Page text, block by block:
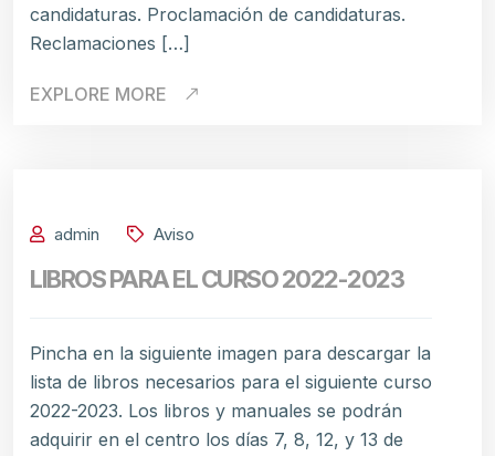
candidaturas. Proclamación de candidaturas.
Reclamaciones […]
EXPLORE MORE
admin Aviso
LIBROS PARA EL CURSO 2022-2023
Pincha en la siguiente imagen para descargar la
lista de libros necesarios para el siguiente curso
2022-2023. Los libros y manuales se podrán
adquirir en el centro los días 7, 8, 12, y 13 de